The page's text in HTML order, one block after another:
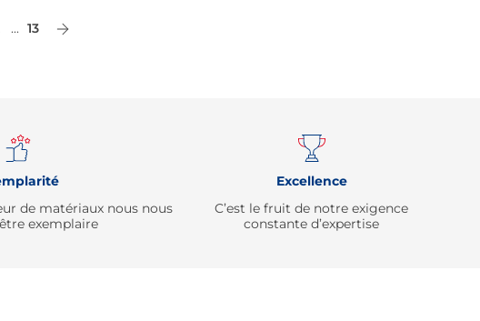
... 13
de matériaux nous nous
exemplaire
Excellence
C’est le fruit de notre exigence
constante d’expertise